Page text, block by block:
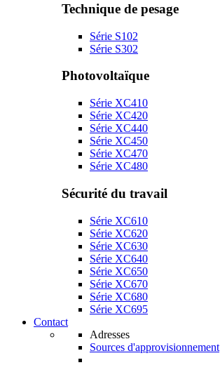
Technique de pesage
Série S102
Série S302
Photovoltaïque
Série XC410
Série XC420
Série XC440
Série XC450
Série XC470
Série XC480
Sécurité du travail
Série XC610
Série XC620
Série XC630
Série XC640
Série XC650
Série XC670
Série XC680
Série XC695
Contact
Adresses
Sources d'approvisionnement